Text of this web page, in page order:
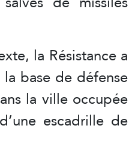
la Résistance a
base de défense
la ville occupée
escadrille de